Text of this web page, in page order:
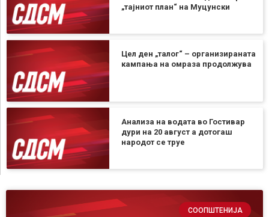
„тајниот план“ на Муцунски
Цел ден „талог“ – организираната
кампања на омраза продолжува
Анализа на водата во Гостивар
дури на 20 август а дотогаш
народот се труе
СООПШТЕНИЈА